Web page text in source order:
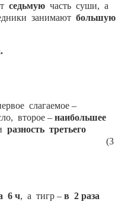
седьмую часть суши, а
занимают большую
чертежа.
слагаемое –
второе – наибольшее
разность третьего
7.539. (3
6 ч, а тигр – в 2 раза